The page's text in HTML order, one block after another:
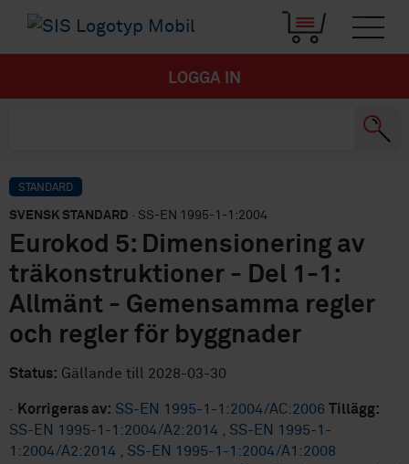
LOGGA IN
STANDARD
SVENSK STANDARD · SS-EN 1995-1-1:2004
Eurokod 5: Dimensionering av
träkonstruktioner - Del 1-1:
Allmänt - Gemensamma regler
och regler för byggnader
Status: Gällande till 2028-03-30
· Korrigeras av: SS-EN 1995-1-1:2004/AC:2006 Tillägg:
SS-EN 1995-1-1:2004/A2:2014 , SS-EN 1995-1-
1:2004/A2:2014 , SS-EN 1995-1-1:2004/A1:2008